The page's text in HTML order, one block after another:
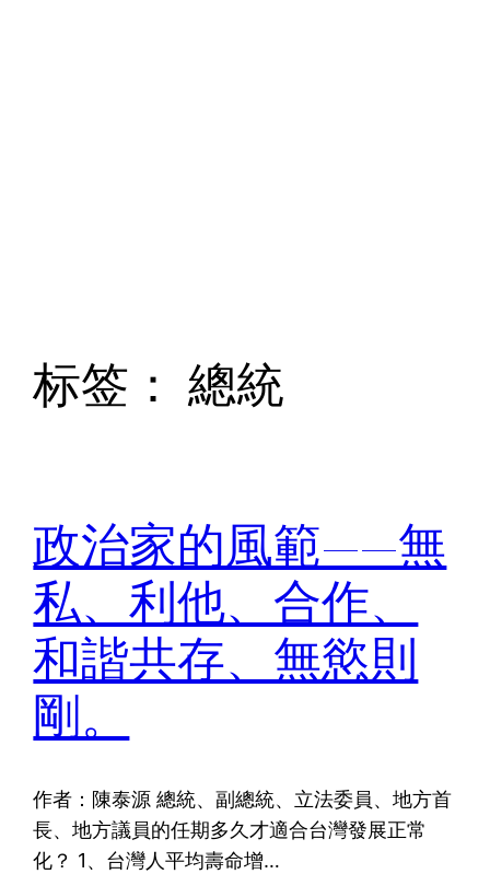
标签：總統
政治家的風範——無
私、利他、合作、
和諧共存、無慾則
剛。
作者：陳泰源 總統、副總統、立法委員、地方首
長、地方議員的任期多久才適合台灣發展正常
化？ 1、台灣人平均壽命增…